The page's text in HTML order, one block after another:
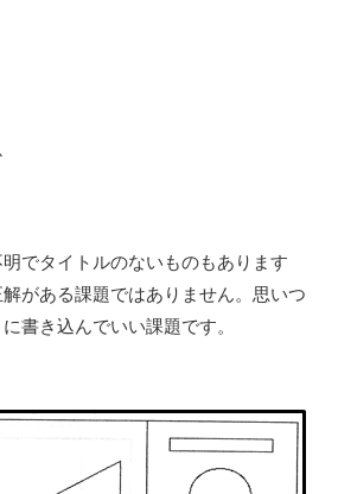
でタイトルのないものもあります
解がある課題ではありません。思いつ
に書き込んでいい課題です。